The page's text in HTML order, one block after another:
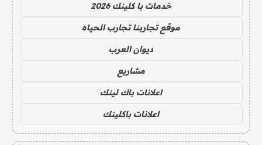
خدمات با كلينك 2026
موقع تجاربنا تجارب الحياه
ديوان العرب
مشاريع
اعلانات باك لينك
اعلانات باكلينك